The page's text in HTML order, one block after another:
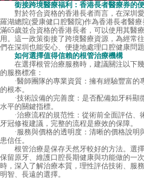
銜接跨境醫療福利：香港長者醫療券的便
對於符合資格的香港長者而言，在深圳愛
羅湖總院(愛康健口腔醫院)作為香港長者醫
滿65歲並合資格的香港長者，可以使用其醫
用。這一政策銜接了跨境醫療資源，為經常
們在深圳也能安心、便捷地處理口腔健康問
如何選擇值得信賴的根管治療機構
在選擇根管治療服務時，建議關注以下幾
的服務標准：
·醫師團隊的專業資質：擁有經驗豐富的
的根本。
·技術設備的完善度：是否配備如牙科顯
水平的關鍵指標。
·治療流程的規范性：從術前全面評估、
牙冠修複建議，完整的流程是療效的保障。
·服務與價格的透明度：清晰的價格說明
患信任。
根管治療是保存天然牙較好的方法。選擇
保留原牙、維護口腔長期健康與功能做的一
時，深入了解治療本質，理性評估技術、服
明智、長遠的選擇。